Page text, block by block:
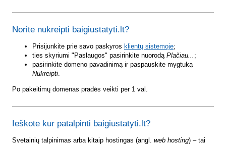
Norite nukreipti baigiustatyti.lt?
Prisijunkite prie savo paskyros klientų sistemoje;
ties skyriumi "Paslaugos" pasirinkite nuorodą Plačiau... ;
pasirinkite domeno pavadinimą ir paspauskite mygtuką
Nukreipti.
Po pakeitimų domenas pradės veikti per 1 val.
Ieškote kur patalpinti baigiustatyti.lt?
Svetainių talpinimas arba kitaip hostingas (angl. web hosting) – tai